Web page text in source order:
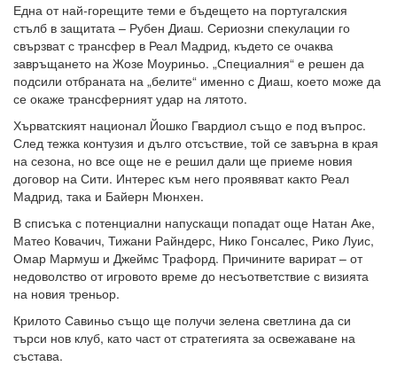
Една от най-горещите теми е бъдещето на португалския
стълб в защитата – Рубен Диаш. Сериозни спекулации го
свързват с трансфер в Реал Мадрид, където се очаква
завръщането на Жозе Моуриньо. „Специалния“ е решен да
подсили отбраната на „белите“ именно с Диаш, което може да
се окаже трансферният удар на лятото.
Хърватският национал Йошко Гвардиол също е под въпрос.
След тежка контузия и дълго отсъствие, той се завърна в края
на сезона, но все още не е решил дали ще приеме новия
договор на Сити. Интерес към него проявяват както Реал
Мадрид, така и Байерн Мюнхен.
В списъка с потенциални напускащи попадат още Натан Аке,
Матео Ковачич, Тижани Райндерс, Нико Гонсалес, Рико Луис,
Омар Мармуш и Джеймс Трафорд. Причините варират – от
недоволство от игровото време до несъответствие с визията
на новия треньор.
Крилото Савиньо също ще получи зелена светлина да си
търси нов клуб, като част от стратегията за освежаване на
състава.